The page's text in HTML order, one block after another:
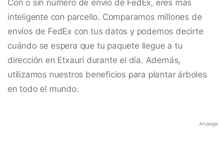
Con o sin número de envío de FedEx, eres más
inteligente con parcello. Comparamos millones de
envíos de FedEx con tus datos y podemos decirte
cuándo se espera que tu paquete llegue a tu
dirección en Etxauri durante el día. Además,
utilizamos nuestros beneficios para plantar árboles
en todo el mundo.
Anzeige